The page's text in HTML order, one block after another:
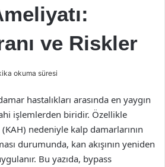
ve Riskler
okuma süresi
hastalıkları arasında en yaygın
işlemlerden biridir. Özellikle
nedeniyle kalp damarlarının
durumunda, kan akışının yeniden
Bu yazıda, bypass